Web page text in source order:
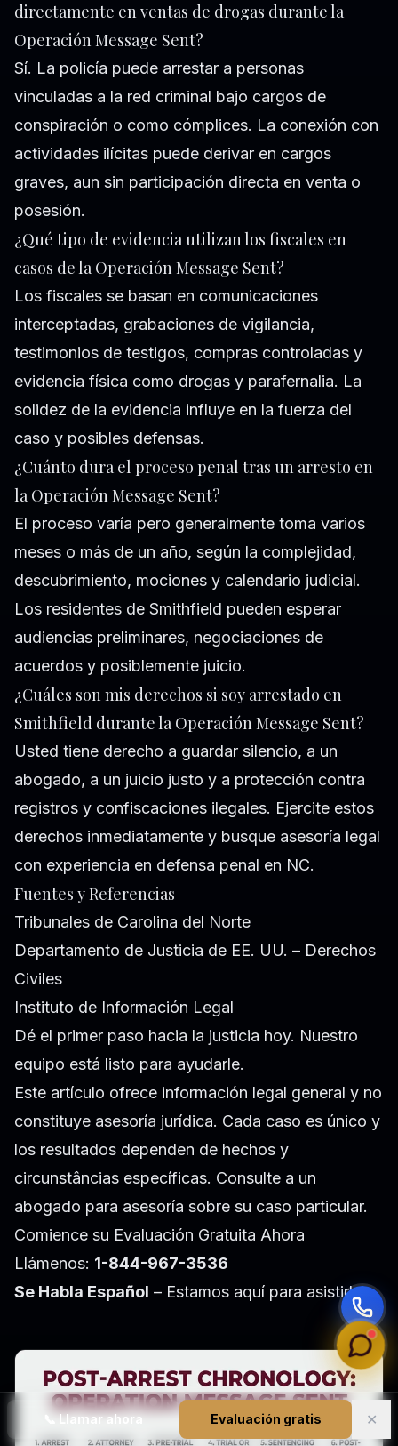
📞Llamar ahora Evaluación gratis ✕
directamente en ventas de drogas durante la
Operación Message Sent?
Sí. La policía puede arrestar a personas
vinculadas a la red criminal bajo cargos de
conspiración o como cómplices. La conexión con
actividades ilícitas puede derivar en cargos
graves, aun sin participación directa en venta o
posesión.
¿Qué tipo de evidencia utilizan los fiscales en
casos de la Operación Message Sent?
Los fiscales se basan en comunicaciones
interceptadas, grabaciones de vigilancia,
testimonios de testigos, compras controladas y
evidencia física como drogas y parafernalia. La
solidez de la evidencia influye en la fuerza del
caso y posibles defensas.
¿Cuánto dura el proceso penal tras un arresto en
la Operación Message Sent?
El proceso varía pero generalmente toma varios
meses o más de un año, según la complejidad,
descubrimiento, mociones y calendario judicial.
Los residentes de Smithfield pueden esperar
audiencias preliminares, negociaciones de
acuerdos y posiblemente juicio.
¿Cuáles son mis derechos si soy arrestado en
Smithfield durante la Operación Message Sent?
Usted tiene derecho a guardar silencio, a un
abogado, a un juicio justo y a protección contra
registros y confiscaciones ilegales. Ejercite estos
derechos inmediatamente y busque asesoría legal
con experiencia en defensa penal en NC.
Fuentes y Referencias
Tribunales de Carolina del Norte
Departamento de Justicia de EE. UU. – Derechos
Civiles
Instituto de Información Legal
Dé el primer paso hacia la justicia hoy. Nuestro
equipo está listo para ayudarle.
Este artículo ofrece información legal general y no
constituye asesoría jurídica. Cada caso es único y
los resultados dependen de hechos y
circunstâncias específicas. Consulte a un
abogado para asesoría sobre su caso particular.
Comience su Evaluación Gratuita Ahora
Llámenos: 1-844-967-3536
Se Habla Español – Estamos aquí para asistirle.